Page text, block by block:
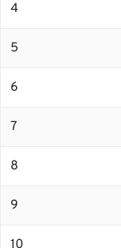
4
5
6
7
8
9
10